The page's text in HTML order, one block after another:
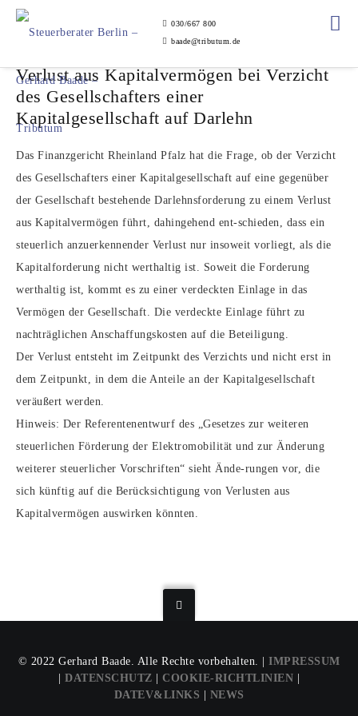
030/667 800
baade@tributum.de
Verlust aus Kapitalvermögen bei Verzicht
des Gesellschafters einer
Kapitalgesellschaft auf Darlehn
Das Finanzgericht Rheinland Pfalz hat die Frage, ob der Verzicht
des Gesellschafters einer Kapitalgesellschaft auf eine gegenüber
der Gesellschaft bestehende Darlehnsforderung zu einem Verlust
aus Kapitalvermögen führt, dahingehend ent-schieden, dass ein
steuerlich anzuerkennender Verlust nur insoweit vorliegt, als die
Kapitalforderung nicht werthaltig ist. Soweit die Forderung
werthaltig ist, kommt es zu einer verdeckten Einlage in das
Vermögen der Gesellschaft. Die verdeckte Einlage führt zu
nachträglichen Anschaffungskosten auf die Beteiligung.
Der Verlust entsteht im Zeitpunkt des Verzichts und nicht erst in
dem Zeitpunkt, in dem die Anteile an der Kapitalgesellschaft
veräußert werden.
Hinweis: Der Referentenentwurf des „Gesetzes zur weiteren
steuerlichen Förderung der Elektromobilität und zur Änderung
weiterer steuerlicher Vorschriften“ sieht Ände-rungen vor, die
sich künftig auf die Berücksichtigung von Verlusten aus
Kapitalvermögen auswirken könnten.
© 2022 Gerhard Baade. Alle Rechte vorbehalten. | IMPRESSUM
DATENSCHUTZ COOKIE-RICHTLINIEN
DATEV&LINKS
NEWS